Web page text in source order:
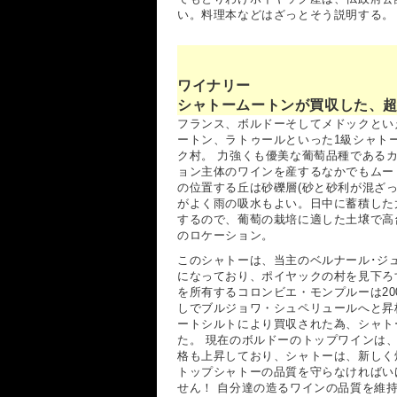
い。料理本などはざっとそう説明する。
ワイナリー
シャトームートンが買収した、
フランス、ボルドーそしてメドックと
ートン、ラトゥールといった1級シャト
ク村。 力強くも優美な葡萄品種である
ョン主体のワインを産するなかでもム
の位置する丘は砂礫層(砂と砂利が混ざ
がよく雨の吸水もよい。日中に蓄積し
するので、葡萄の栽培に適した土壌で
のロケーション。
このシャトーは、当主のベルナール･ジ
になっており、ポイヤックの村を見下
を所有するコロンビエ・モンプルーは
しでブルジョワ・シュペリュールへと
ートシルトにより買収された為、シャ
た。 現在のボルドーのトップワインは
格も上昇しており、シャトーは、新し
トップシャトーの品質を守らなければ
せん！ 自分達の造るワインの品質を維